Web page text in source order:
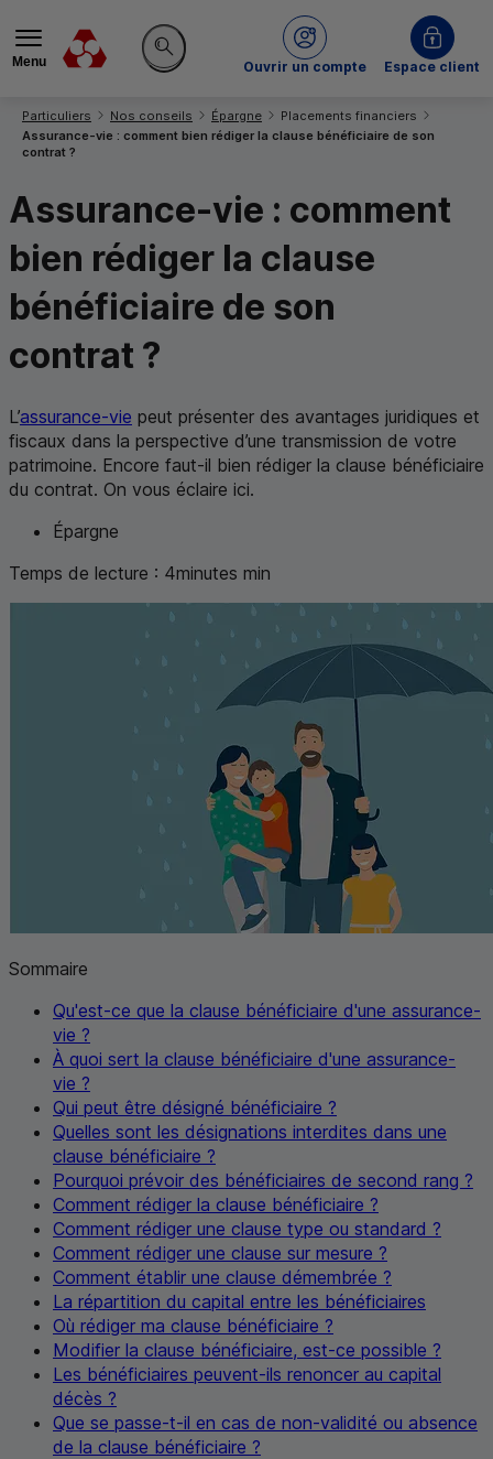
Menu
Rechercher sur le site
Ouvrir un compte
du Crédit MutuelEspace client
Vous êtes ici:
Particuliers Nos conseils Épargne
Placements financiers
Assurance-vie : comment bien rédiger la clause bénéficiaire de son
contrat ?
Assurance-vie : comment
bien rédiger la clause
bénéficiaire de son
contrat ?
L’assurance-vie peut présenter des avantages juridiques et
fiscaux dans la perspective d’une transmission de votre
patrimoine. Encore faut-il bien rédiger la clause bénéficiaire
du contrat. On vous éclaire ici.
Épargne
Temps de lecture : 4minutes min
Sommaire
Qu'est-ce que la clause bénéficiaire d'une assurance-
vie ?
À quoi sert la clause bénéficiaire d'une assurance-
vie ?
Qui peut être désigné bénéficiaire ?
Quelles sont les désignations interdites dans une
clause bénéficiaire ?
Pourquoi prévoir des bénéficiaires de second rang ?
Comment rédiger la clause bénéficiaire ?
Comment rédiger une clause type ou standard ?
Comment rédiger une clause sur mesure ?
Comment établir une clause démembrée ?
La répartition du capital entre les bénéficiaires
Où rédiger ma clause bénéficiaire ?
Modifier la clause bénéficiaire, est-ce possible ?
Les bénéficiaires peuvent-ils renoncer au capital
décès ?
Que se passe-t-il en cas de non-validité ou absence
de la clause bénéficiaire ?